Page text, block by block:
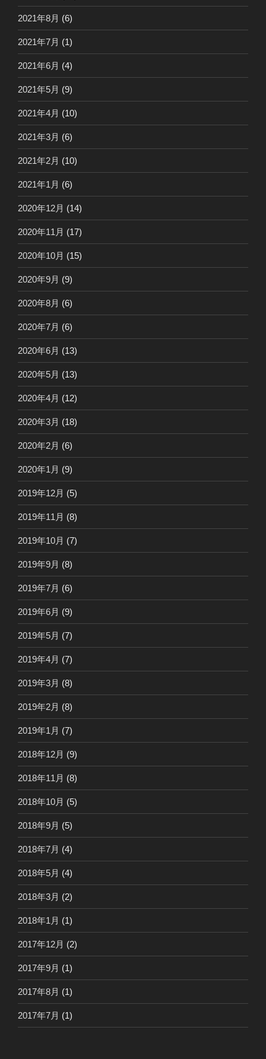
2021年8月 (6)
2021年7月 (1)
2021年6月 (4)
2021年5月 (9)
2021年4月 (10)
2021年3月 (6)
2021年2月 (10)
2021年1月 (6)
2020年12月 (14)
2020年11月 (17)
2020年10月 (15)
2020年9月 (9)
2020年8月 (6)
2020年7月 (6)
2020年6月 (13)
2020年5月 (13)
2020年4月 (12)
2020年3月 (18)
2020年2月 (6)
2020年1月 (9)
2019年12月 (5)
2019年11月 (8)
2019年10月 (7)
2019年9月 (8)
2019年7月 (6)
2019年6月 (9)
2019年5月 (7)
2019年4月 (7)
2019年3月 (8)
2019年2月 (8)
2019年1月 (7)
2018年12月 (9)
2018年11月 (8)
2018年10月 (5)
2018年9月 (5)
2018年7月 (4)
2018年5月 (4)
2018年3月 (2)
2018年1月 (1)
2017年12月 (2)
2017年9月 (1)
2017年8月 (1)
2017年7月 (1)